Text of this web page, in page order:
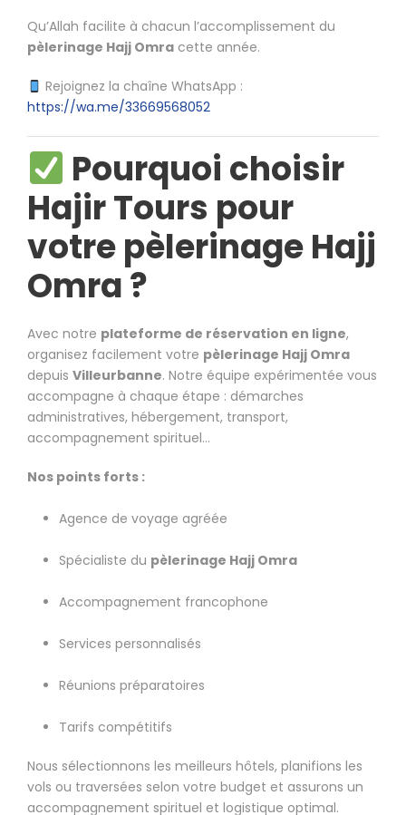
Qu’Allah facilite à chacun l’accomplissement du
pèlerinage Hajj Omra cette année.
Rejoignez la chaîne WhatsApp :
https://wa.me/33669568052
Pourquoi choisir
Hajir Tours pour
votre pèlerinage Hajj
Omra ?
Avec notre plateforme de réservation en ligne,
organisez facilement votre pèlerinage Hajj Omra
depuis Villeurbanne. Notre équipe expérimentée vous
accompagne à chaque étape : démarches
administratives, hébergement, transport,
accompagnement spirituel…
Nos points forts :
Agence de voyage agréée
Spécialiste du pèlerinage Hajj Omra
Accompagnement francophone
Services personnalisés
Réunions préparatoires
Tarifs compétitifs
Nous sélectionnons les meilleurs hôtels, planifions les
vols ou traversées selon votre budget et assurons un
accompagnement spirituel et logistique optimal.